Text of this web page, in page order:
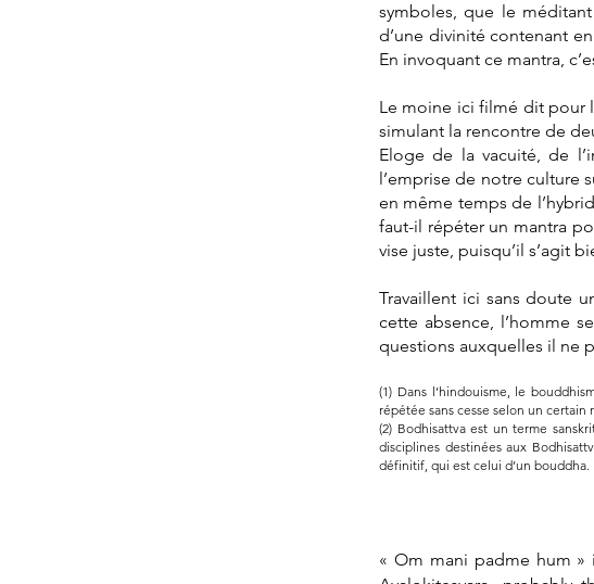
symboles, que le
d’une divinité contenant
En invoquant ce mantra,
Le moine ici filmé dit pour
simulant la rencontre de
Eloge de la vacuité, de
l’emprise de notre culture
en même temps de
faut-il répéter un mantra
vise juste, puisqu’il s’agit
Travaillent ici sans doute
cette absence, l’homme
questions auxquelles il ne
(1) Dans l’hindouisme, le
répétée sans cesse selon un
(2) Bodhisattva est un terme
disciplines destinées aux
définitif, qui est celui d’un bouddha.
« Om mani padme hum